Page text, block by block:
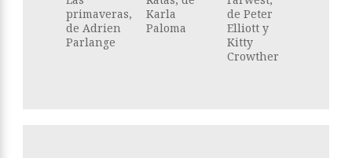
primaveras,
de Adrien
Parlange
Karla
Paloma
de Peter
Elliott y
Kitty
Crowther